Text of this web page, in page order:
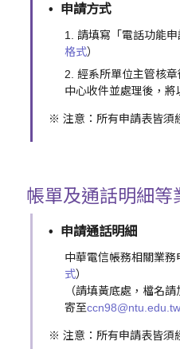
申請方式
請填寫「電話功能
格式）
經系所單位主管核
中心收件並處理後，
※ 注意：所有申請表皆須
帳單及通話明細等
申請通話明細
中華電信帳務相關業務
式）
（請填黃底處，檔名請
寄至ccn98@ntu.edu.tw
※ 注意：所有申請表皆須